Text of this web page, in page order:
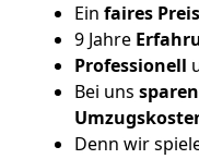
Ein faires
9 Jahre
Professionell
Bei uns
Denn wir